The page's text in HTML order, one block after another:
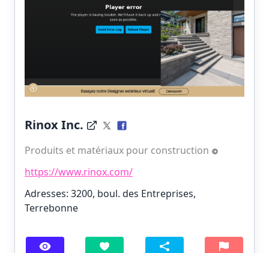
Rinox Inc.
Produits et matériaux pour construction
https://www.rinox.com/
Adresses: 3200, boul. des Entreprises,
Terrebonne